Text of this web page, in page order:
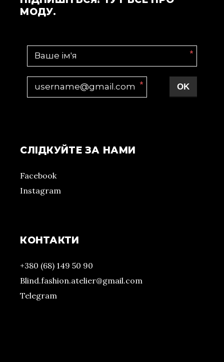
МОДУ.
*
* OK
СЛІДКУЙТЕ ЗА НАМИ
Facebook
Instagram
КОНТАКТИ
+380 (68) 149 50 90
Blind.fashion.atelier@gmail.com
Telegram